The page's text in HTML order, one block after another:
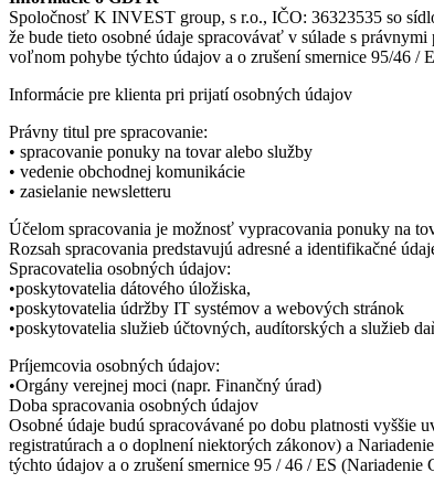
Spoločnosť K INVEST group, s r.o., IČO: 36323535 so
že bude tieto osobné údaje spracovávať v súlade s
voľnom pohybe týchto údajov a o zrušení smernice 95/46 /
Informácie pre klienta pri prijatí osobných údajov
Právny titul pre spracovanie:
• spracovanie ponuky na tovar alebo služby
• vedenie obchodnej komunikácie
• zasielanie newsletteru
Účelom spracovania je možnosť vypracovania ponuky na
Rozsah spracovania predstavujú adresné a identifikačné
Spracovatelia osobných údajov:
•poskytovatelia dátového úložiska,
•poskytovatelia údržby IT systémov a webových stránok
•poskytovatelia služieb účtovných, audítorských a služieb
Príjemcovia osobných údajov:
•Orgány verejnej moci (napr. Finančný úrad)
Doba spracovania osobných údajov
Osobné údaje budú spracovávané po dobu platnosti
registratúrach a o doplnení niektorých zákonov) a
týchto údajov a o zrušení smernice 95 / 46 / ES (Nariadenie